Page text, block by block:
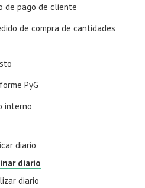
de pago de cliente
de compra de cantidades
PyG
interno
diario
diario
diario